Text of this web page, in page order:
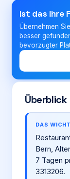
Ist das Ihre
Übernehmen
besser
bevorzugter
Überblick
DAS
Bern,
7 Tagen
3313206.